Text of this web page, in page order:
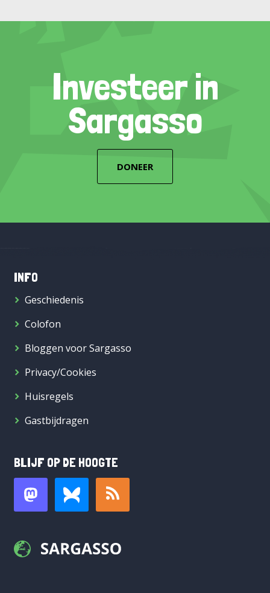
Investeer in
Sargasso
DONEER
INFO
Geschiedenis
Colofon
Bloggen voor Sargasso
Privacy/Cookies
Huisregels
Gastbijdragen
BLIJF OP DE HOOGTE